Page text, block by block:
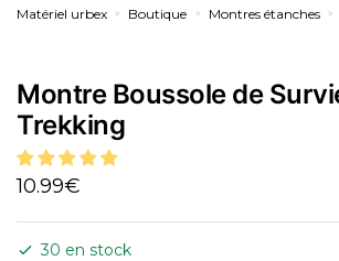
Matériel urbex » Boutique » Montres étanches »
Montre Boussole de
Trekking
10.99€
30 en stock